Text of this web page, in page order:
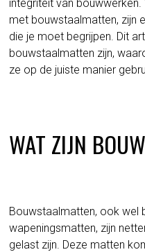
integriteit van
met bouwstaalmatten, zijn
die je moet begrijpen. Dit
bouwstaalmatten zijn,
ze op de juiste manier
WAT ZIJN
Bouwstaalmatten, ook wel
wapeningsmatten, zijn
gelast zijn. Deze matten